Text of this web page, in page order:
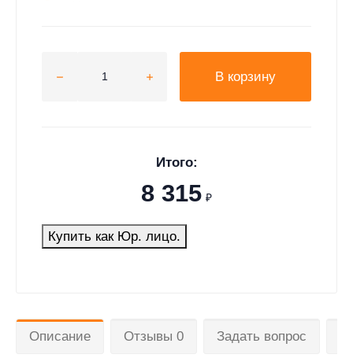
В корзину
Итого:
8 315 ₽
Купить как Юр. лицо.
Описание Отзывы 0 Задать вопрос